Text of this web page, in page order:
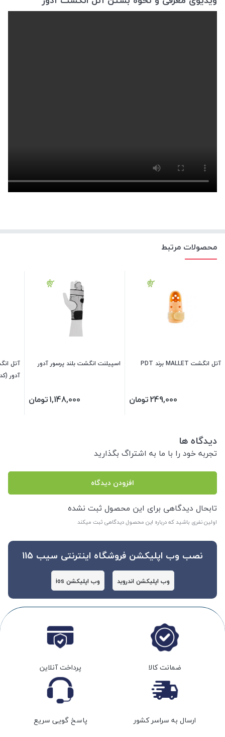
محصولات مرتبط
آتل انگشت MALLET برند PDT
249,000تومان
اسپیلنت انگشت بلند پرسور آدور
1,148,000تومان
آتل
آدور (کد
دیدگاه ها
تجربه خود را با ما به اشتراگ بگذارید
افزودن دیدگاه
تابحال دیدگاهی برای این محصول ثبت نشده
اولین نفری باشید که درباره این محصول دیدگاهی ثبت میکند
نصب وب اپلیکشن فروشگاه اینترنتی سیب 115
وب اپلیکشن اندروید وب اپلیکشن ios
ضمانت کالا پرداخت آنلاین
ارسال به سراسر کشور پاسخ گویی سریع